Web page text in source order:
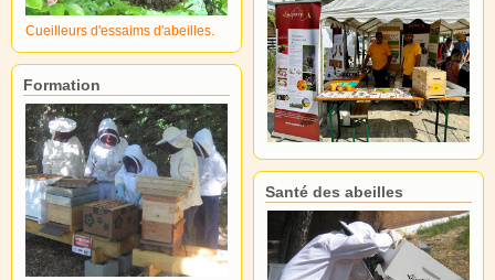
Cueilleurs d'essaims d'abeilles.
Formation
Santé des abeilles